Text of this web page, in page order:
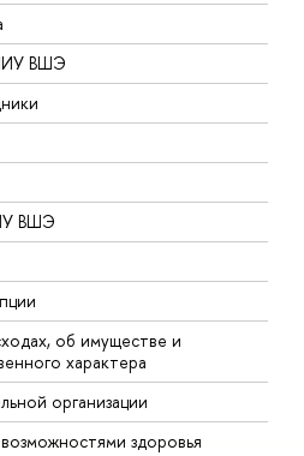
ВШЭ
ВШЭ
об имуществе и
характера
организации
здоровья